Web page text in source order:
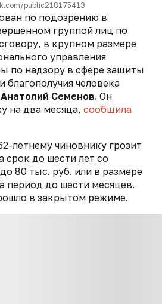
public218175413
по подозрению в
группой лиц по
в крупном размере
управления
по надзору в сфере защиты
благополучия человека
Анатолий Семенов. Он
на два месяца, сообщила
летнему чиновнику грозит
срок до шести лет со
80 тыс. руб. или в размере
период до шести месяцев.
в закрытом режиме.